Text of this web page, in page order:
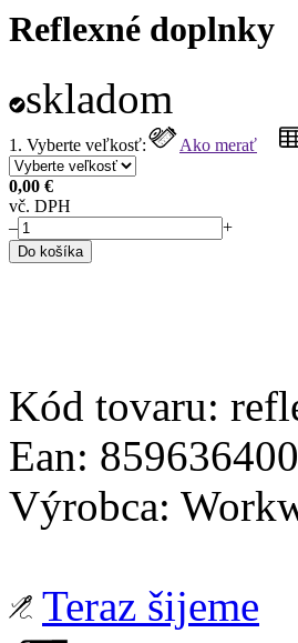
Reflexné doplnky
skladom
1. Vyberte veľkosť: Ako merať
0,00 €
vč. DPH
–
+
Do košíka
Kód tovaru:
Ean:
Výrobca:
Teraz šijeme